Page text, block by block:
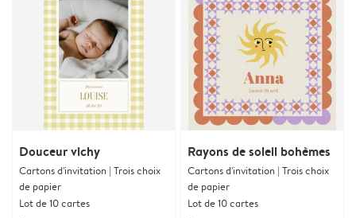
Douceur vichy
Cartons d'invitation | Trois choix
de papier
Lot de 10 cartes
Rayons de soleil bohèmes
Cartons d'invitation | Trois choix
de papier
Lot de 10 cartes